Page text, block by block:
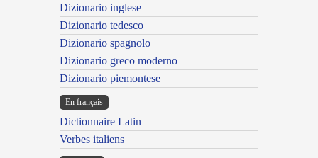
Dizionario inglese
Dizionario tedesco
Dizionario spagnolo
Dizionario greco moderno
Dizionario piemontese
En français
Dictionnaire Latin
Verbes italiens